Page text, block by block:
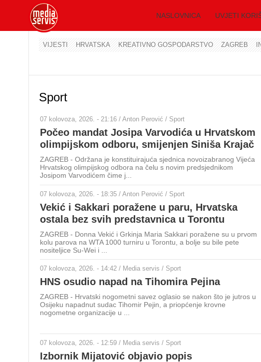
NASLOVNICA UVJETI
VIJESTI HRVATSKA KREATIVNO GOSPODARSTVO ZAGREB
Sport
07 kolovoza, 2026. - 21:16 / Anton Perović / Sport
Počeo mandat Josipa Varvodića u Hrvatskom
olimpijskom odboru, smijenjen Siniša Krajač
ZAGREB - Održana je konstituirajuća sjednica novoizabranog Vijeća
Hrvatskog olimpijskog odbora na čelu s novim predsjednikom
Josipom Varvodićem čime j...
07 kolovoza, 2026. - 18:35 / Anton Perović / Sport
Vekić i Sakkari poražene u paru, Hrvatska
ostala bez svih predstavnica u Torontu
ZAGREB - Donna Vekić i Grkinja Maria Sakkari poražene su u prvom
kolu parova na WTA 1000 turniru u Torontu, a bolje su bile pete
nositeljice Su-Wei i ...
07 kolovoza, 2026. - 14:42 / Media servis / Sport
HNS osudio napad na Tihomira Pejina
ZAGREB - Hrvatski nogometni savez oglasio se nakon što je jutros u
Osijeku napadnut sudac Tihomir Pejin, a priopćenje krovne
nogometne organizacije u ...
07 kolovoza, 2026. - 12:59 / Media servis / Sport
Izbornik Mijatović objavio popis